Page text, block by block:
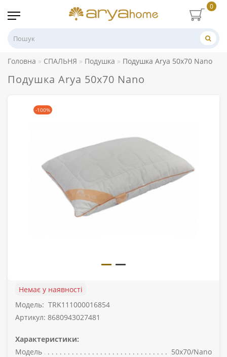
0
Головна СПАЛЬНЯ Подушка Подушка Arya 50x70 Nano
Подушка Arya 50x70 Nano
-100%
Немає у наявності
Модель: TRK111000016854
Артикул: 8680943027481
Характеристики:
Модель
50x70/Nano